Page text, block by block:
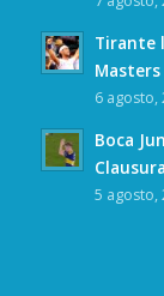
Tirante
6 agosto,
Boca
Clausura
5 agosto,